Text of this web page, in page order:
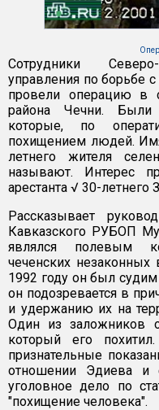
Сотрудники Северо-
управления по борьбе
провели операцию в
района Чечни.
которые, по
похищением людей.
летнего жителя
называют. Интерес
арестанта √ 30-летнего
Рассказывает
Кавказского РУБОП
являлся полевым
чеченских
1992 году он был
он подозревается в
и удержанию их на
Один из заложников
который его
признательные
отношении Эдиева и
уголовное дело по
"похищение человека".